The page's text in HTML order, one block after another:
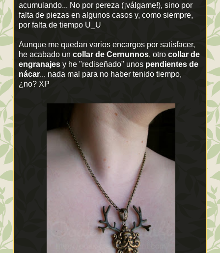
acumulando... No por pereza (¡válgame!), sino por
falta de piezas en algunos casos y, como siempre,
por falta de tiempo U_U
Aunque me quedan varios encargos por satisfacer,
he acabado un collar de Cernunnos, otro collar de
engranajes y he "rediseñado" unos pendientes de
nácar... nada mal para no haber tenido tiempo,
¿no? XP